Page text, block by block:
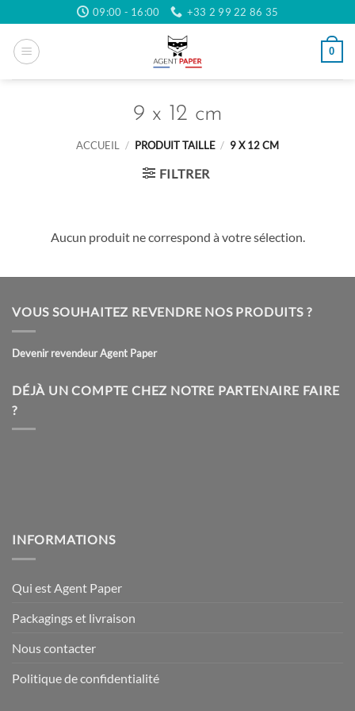
au
contenu
09:00 - 16:00 +33 2 99 22 86 35
0
9 x 12 cm
ACCUEIL / PRODUIT TAILLE / 9 X 12 CM
FILTRER
Aucun produit ne correspond à votre sélection.
VOUS SOUHAITEZ REVENDRE NOS PRODUITS ?
Devenir revendeur Agent Paper
DÉJÀ UN COMPTE CHEZ NOTRE PARTENAIRE FAIRE
?
INFORMATIONS
Qui est Agent Paper
Packagings et livraison
Nous contacter
Politique de confidentialité